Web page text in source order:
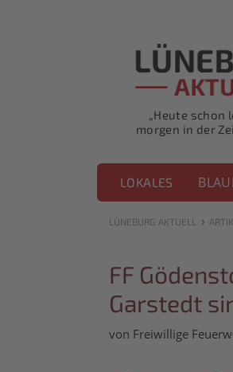
„Heute schon
morgen in der
LOKALES
LÜNEBURG AKTUELL ›
FF
Garstedt
von Freiwillige